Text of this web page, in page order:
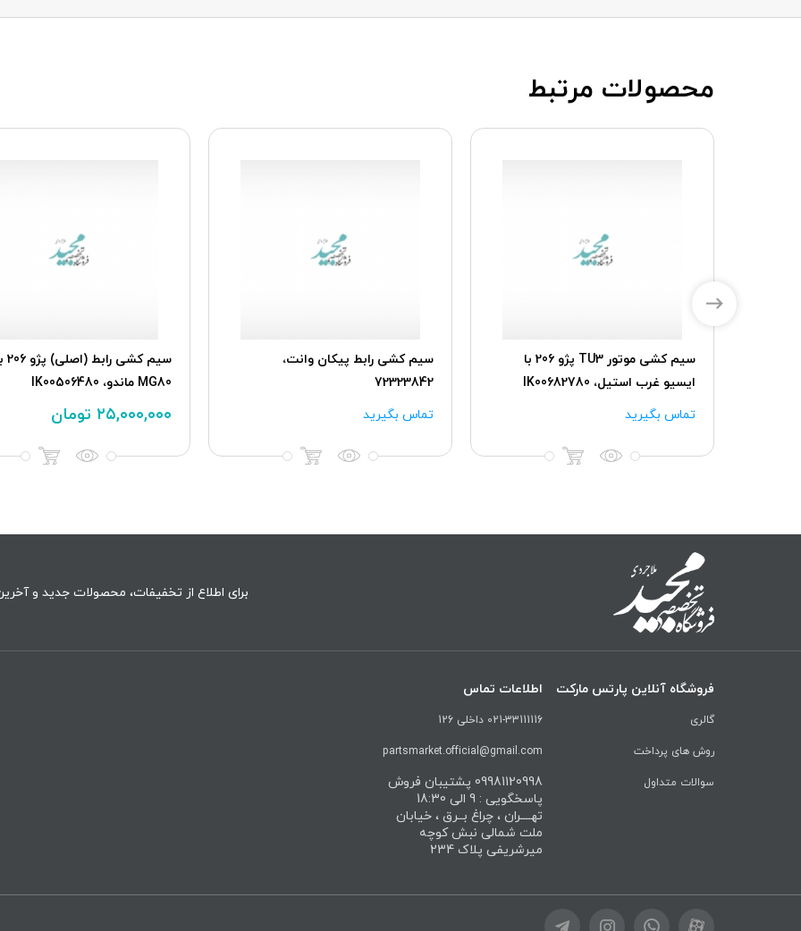
محصولات مرتبط
سیم کشی موتور TU3 پژو 206 با
ایسیو غرب استیل، IK00682780
تماس بگیرید
سیم کشی رابط پیکان وانت،
72323842
تماس بگیرید
MG80 ماندو، IK00506480
۲۵,۰۰۰,۰۰۰ تومان
برای اطلاع از تخفیفات، محصولات جدید و
فروشگاه آنلاین پارتس مارکت
گالری
روش های پرداخت
سوالات متداول
اطلاعات تماس
021-33111116 داخلی 126
partsmarket.official@gmail.com
09981120998 پشتیبان فروش
پاسخگویی : 9 الی 18:30
تهــــران ، چراغ بــرق ، خیابان
ملت شمالی نبش کوچه
میرشریفی پلاک 234